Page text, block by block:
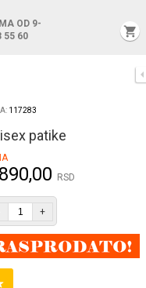
OD 9-
55 60 shopping_cart
117283
patike
RSD
+